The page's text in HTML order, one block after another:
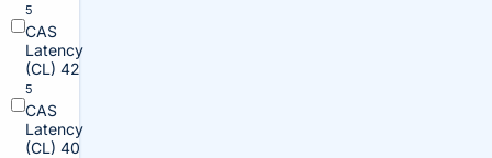
5
CAS
Latency
(CL) 42
5
CAS
Latency
(CL) 40